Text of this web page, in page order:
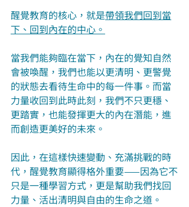
醒覺教育的核心，就是帶領我們回到當
下、回到內在的中心。
當我們能夠臨在當下，內在的覺知自然
會被喚醒，我們也能以更清明、更警覺
的狀態去看待生命中的每一件事。而當
力量收回到此時此刻，我們不只更穩、
更踏實，也能發揮更大的內在潛能，進
而創造更美好的未來。
因此，在這樣快速變動、充滿挑戰的時
代，醒覺教育顯得格外重要——因為它不
只是一種學習方式，更是幫助我們找回
力量、活出清明與自由的生命之道。